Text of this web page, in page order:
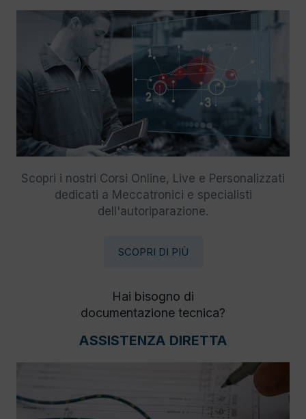
Scopri i nostri Corsi Online, Live e Personalizzati
dedicati a Meccatronici e specialisti
dell'autoriparazione.
SCOPRI DI PIÙ
Hai bisogno di
documentazione tecnica?
ASSISTENZA DIRETTA